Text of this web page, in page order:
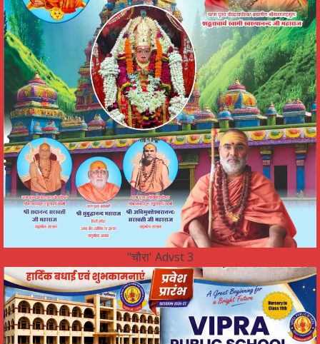
"चौरा' Advst 3